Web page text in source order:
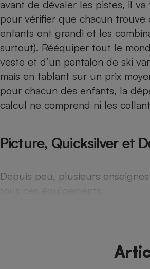
avant de dévaler les pistes, il
pour vérifier que chacun trouve
enfants ont grandi et les
surtout). Rééquiper tout le
veste et d’un pantalon de ski
mais en tablant sur un prix
pour chacun des enfants, la
calcul ne comprend ni les
Picture, Quicksilver et
Depuis peu, plusieurs